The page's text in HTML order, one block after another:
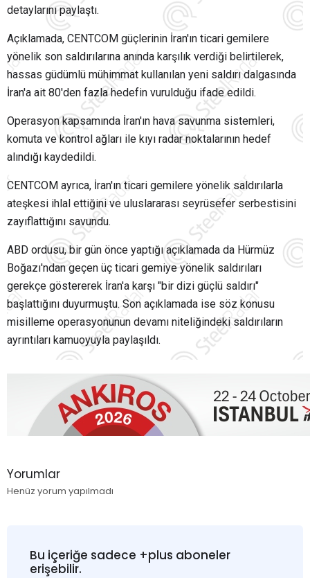
detaylarını paylaştı.
Açıklamada, CENTCOM güçlerinin İran'ın ticari gemilere
yönelik son saldırılarına anında karşılık verdiği belirtilerek,
hassas güdümlü mühimmat kullanılan yeni saldırı dalgasında
İran'a ait 80'den fazla hedefin vurulduğu ifade edildi.
Operasyon kapsamında İran'ın hava savunma sistemleri,
komuta ve kontrol ağları ile kıyı radar noktalarının hedef
alındığı kaydedildi.
CENTCOM ayrıca, İran'ın ticari gemilere yönelik saldırılarla
ateşkesi ihlal ettiğini ve uluslararası seyrüsefer serbestisini
zayıflattığını savundu.
ABD ordusu, bir gün önce yaptığı açıklamada da Hürmüz
Boğazı'ndan geçen üç ticari gemiye yönelik saldırıları
gerekçe göstererek İran'a karşı "bir dizi güçlü saldırı"
başlattığını duyurmuştu. Son açıklamada ise söz konusu
misilleme operasyonunun devamı niteliğindeki saldırıların
ayrıntıları kamuoyuyla paylaşıldı.
Yorumlar
Henüz yorum yapılmadı
Bu içeriğe sadece +plus aboneler
erişebilir.